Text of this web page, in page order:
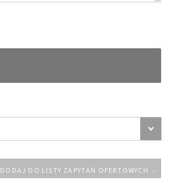
DODAJ DO LISTY ZAPYTAŃ OFERTOWYCH